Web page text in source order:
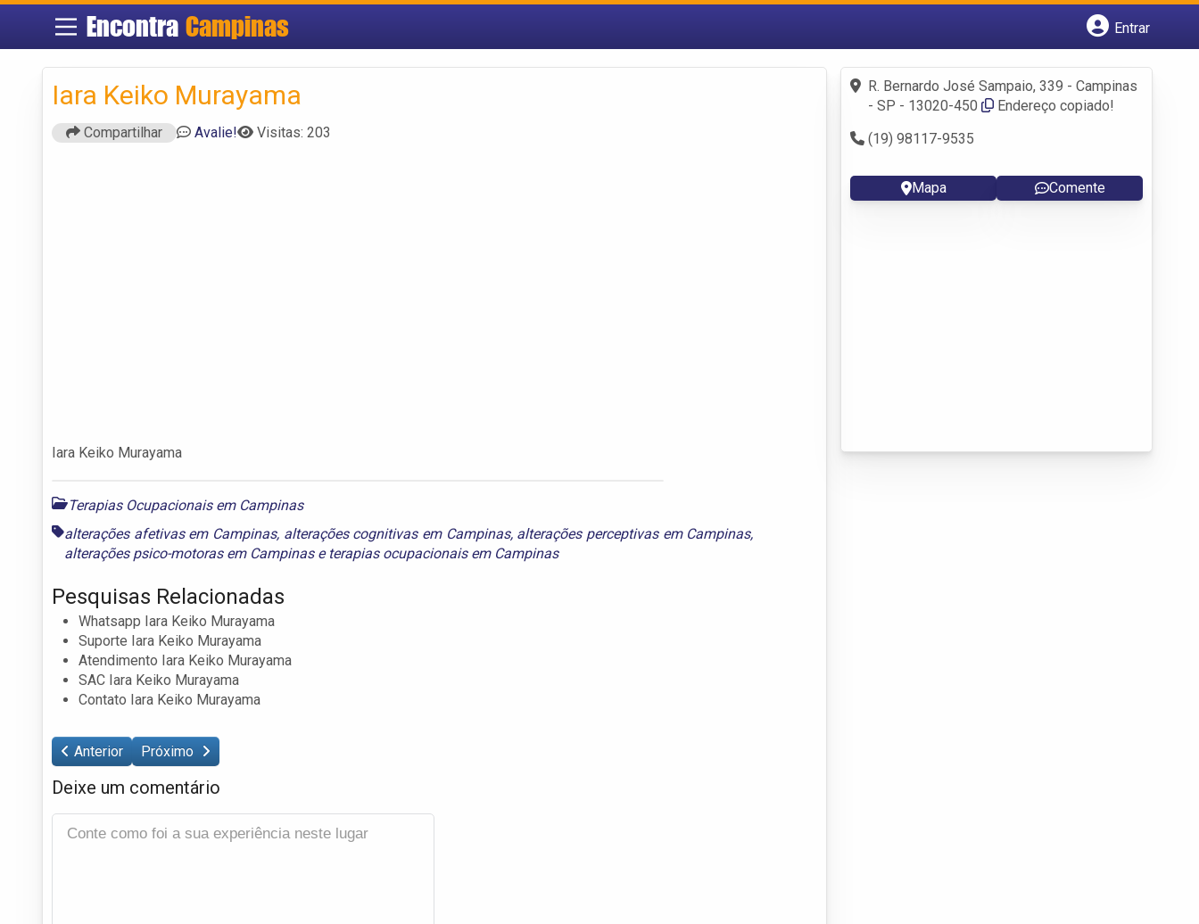
EncontraCampinas
Entrar
Fazer login
Criar conta
Iara Keiko Murayama
Compartilhar Avalie! Visitas: 203
Iara Keiko Murayama
Terapias Ocupacionais em Campinas
alterações afetivas em Campinas, alterações cognitivas em Campinas, alterações perceptivas em Campinas,
alterações psico-motoras em Campinase terapias ocupacionais em Campinas
Pesquisas Relacionadas
Whatsapp Iara Keiko Murayama
Suporte Iara Keiko Murayama
Atendimento Iara Keiko Murayama
SAC Iara Keiko Murayama
Contato Iara Keiko Murayama
Anterior Próximo
Deixe um comentário
R. Bernardo José Sampaio, 339 - Campinas
- SP - 13020-450
Endereço copiado!
(19) 98117-9535
Mapa Comente